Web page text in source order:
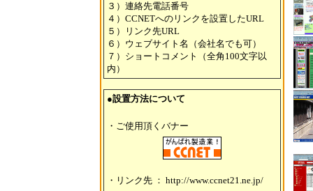
３）連絡先電話番号
４）CCNETへのリンクを設置したURL
５）リンク先URL
６）ウェブサイト名（会社名でも可）
７）ショートコメント（全角100文字以
内）
●設置方法について
・ご使用頂くバナー
・リンク先 ： http://www.ccnet21.ne.jp/